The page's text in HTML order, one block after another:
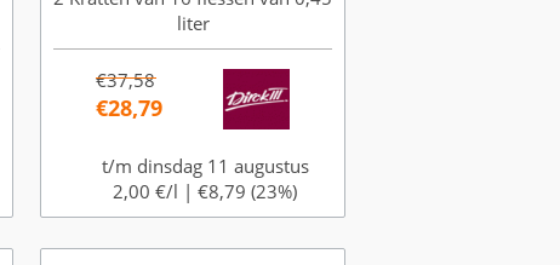
liter
€37,58
€28,79
t/m dinsdag 11 augustus
2,00 €/l | €8,79 (23%)